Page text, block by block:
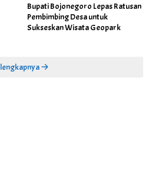
Bupati Bojonegoro Lepas Ratusan
Pembimbing Desa untuk
Sukseskan Wisata Geopark